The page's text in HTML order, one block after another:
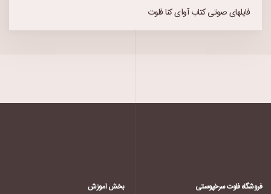
فایلهای صوتی کتاب آوای کنا فلوت
فروشگاه فلوت سرخپوستی بخش آموزش